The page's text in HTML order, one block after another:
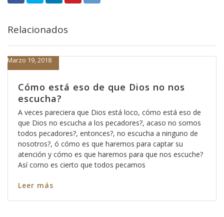
Relacionados
Cómo está eso de que Dios no nos
escucha?
Marzo 19, 2018
A veces pareciera que Dios está loco, cómo está eso de
que Dios no escucha a los pecadores?, acaso no somos
todos pecadores?, entonces?, no escucha a ninguno de
nosotros?, ó cómo es que haremos para captar su
atención y cómo es que haremos para que nos escuche?
Así como es cierto que todos pecamos
Leer más